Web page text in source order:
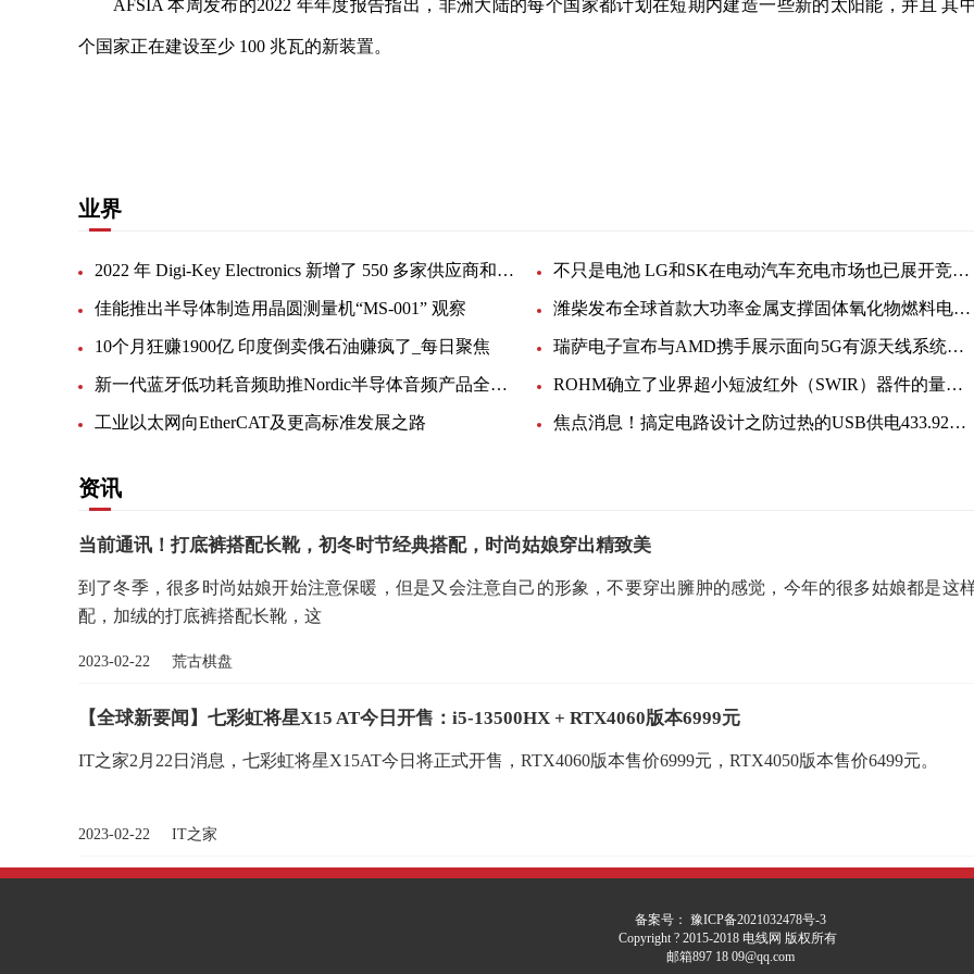
AFSIA 本周发布的2022 年年度报告指出，非洲大陆的每个国家都计划在短期内建造一些新的太阳能，并且 其
个国家正在建设至少 100 兆瓦的新装置。
业界
2022 年 Digi-Key Electronics 新增了 550 多家供应商和 75,000 多个 SKU 不只是电池 LG和SK在电动汽车充电市场也已展开竞争:世界简讯
佳能推出半导体制造用晶圆测量机“MS-001” 观察 潍柴发布全球首款大功率金属支撑固体氧化物燃料电池SOFC商业化产
10个月狂赚1900亿 印度倒卖俄石油赚疯了_每日聚焦 瑞萨电子宣布与AMD携手展示面向5G有源天线系统的完整RF和数字前端设计
新一代蓝牙低功耗音频助推Nordic半导体音频产品全面升级 ROHM确立了业界超小短波红外（SWIR）器件的量产技术 非常适用于便携设备和可穿戴设备等新领域的感测应用
工业以太网向EtherCAT及更高标准发展之路 焦点消息！搞定电路设计之防过热的USB供电433.92MHz RF功率放大器
资讯
当前通讯！打底裤搭配长靴，初冬时节经典搭配，时尚姑娘穿出精致美
到了冬季，很多时尚姑娘开始注意保暖，但是又会注意自己的形象，不要穿出臃肿的感觉，今年的很多姑娘都是这
配，加绒的打底裤搭配长靴，这
2023-02-22 荒古棋盘
【全球新要闻】七彩虹将星X15 AT今日开售：i5-13500HX + RTX4060版本6999元
IT之家2月22日消息，七彩虹将星X15AT今日将正式开售，RTX4060版本售价6999元，RTX4050版本售价6499元。
2023-02-22 IT之家
备案号： 豫ICP备2021032478号-3
Copyright ? 2015-2018 电线网 版权所有
邮箱897 18 09@qq.com